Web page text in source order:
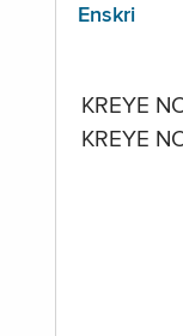
Enskri
KREYE
KREYE